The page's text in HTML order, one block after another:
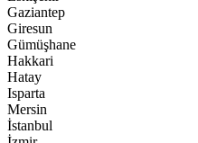
Gaziantep
Giresun
Gümüşhane
Hakkari
Hatay
Isparta
Mersin
İstanbul